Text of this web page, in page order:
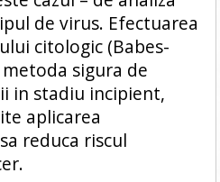
de virus. Efectuarea
citologic (Babes-
sigura de
in stadiu incipient,
aplicarea
reduca riscul